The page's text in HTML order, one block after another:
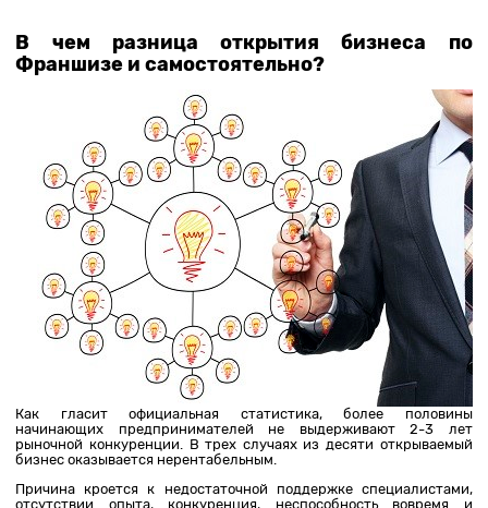
В чем разница открытия бизнеса по
Франшизе и самостоятельно?
Как гласит официальная статистика, более половины
начинающих предпринимателей не выдерживают 2-3 лет
рыночной конкуренции. В трех случаях из десяти открываемый
бизнес оказывается нерентабельным.
Причина кроется к недостаточной поддержке специалистами,
отсутствии опыта, конкуренция, неспособность вовремя и